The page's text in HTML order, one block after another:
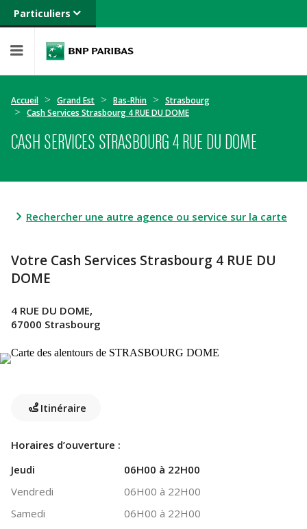
Particuliers
Banque privée
Entreprises
Accueil Grand Est Bas-Rhin
Strasbourg
Cash Services Strasbourg 4 RUE DU DOME
CASH SERVICES STRASBOURG 4 RUE DU DOME
Rechercher une autre agence ou service sur la carte
Votre Cash Services Strasbourg 4 RUE DU
DOME
4 RUE DU DOME,
67000 Strasbourg
Itinéraire
Horaires d’ouverture :
Jeudi
06H00 à 22H00
Vendredi
06H00 à 22H00
Samedi
06H00 à 22H00